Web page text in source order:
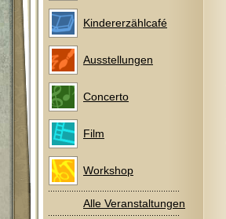
Kindererzählcafé
Ausstellungen
Concerto
Film
Workshop
Alle Veranstaltungen